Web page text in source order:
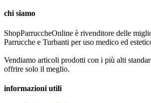
chi siamo
ShopParruccheOnline è rivenditore delle
Parrucche e Turbanti per uso medico ed
Vendiamo articoli prodotti con i più alti
offrire solo il meglio.
informazioni utili